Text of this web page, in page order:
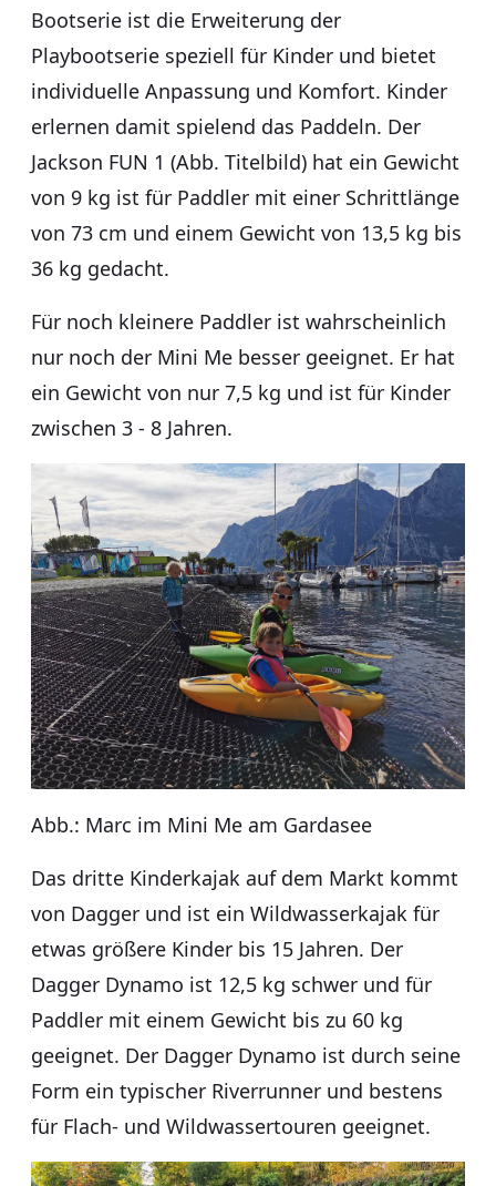
Bootserie ist die Erweiterung der
Playbootserie speziell für Kinder und bietet
individuelle Anpassung und Komfort. Kinder
erlernen damit spielend das Paddeln. Der
Jackson FUN 1 (Abb. Titelbild) hat ein Gewicht
von 9 kg ist für Paddler mit einer Schrittlänge
von 73 cm und einem Gewicht von 13,5 kg bis
36 kg gedacht.
Für noch kleinere Paddler ist wahrscheinlich
nur noch der Mini Me besser geeignet. Er hat
ein Gewicht von nur 7,5 kg und ist für Kinder
zwischen 3 - 8 Jahren.
Abb.: Marc im Mini Me am Gardasee
Das dritte Kinderkajak auf dem Markt kommt
von Dagger und ist ein Wildwasserkajak für
etwas größere Kinder bis 15 Jahren. Der
Dagger Dynamo ist 12,5 kg schwer und für
Paddler mit einem Gewicht bis zu 60 kg
geeignet. Der Dagger Dynamo ist durch seine
Form ein typischer Riverrunner und bestens
für Flach- und Wildwassertouren geeignet.